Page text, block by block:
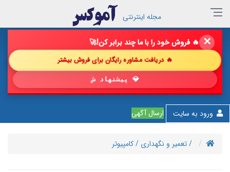
✕ 🔥 فروش خود را با ما چند برابر کن!🚀
🔥 دریافت مشاوره رایگان برای فروش بیشتر
💎 پیشنهاد شگفت‌انگیز
ورود به سایت ارسال آگهی
مجله اینترنتی
/ تعمیر و نگهداری / کامپیوتر